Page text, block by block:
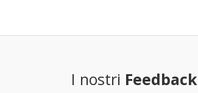
I nostri Feedback